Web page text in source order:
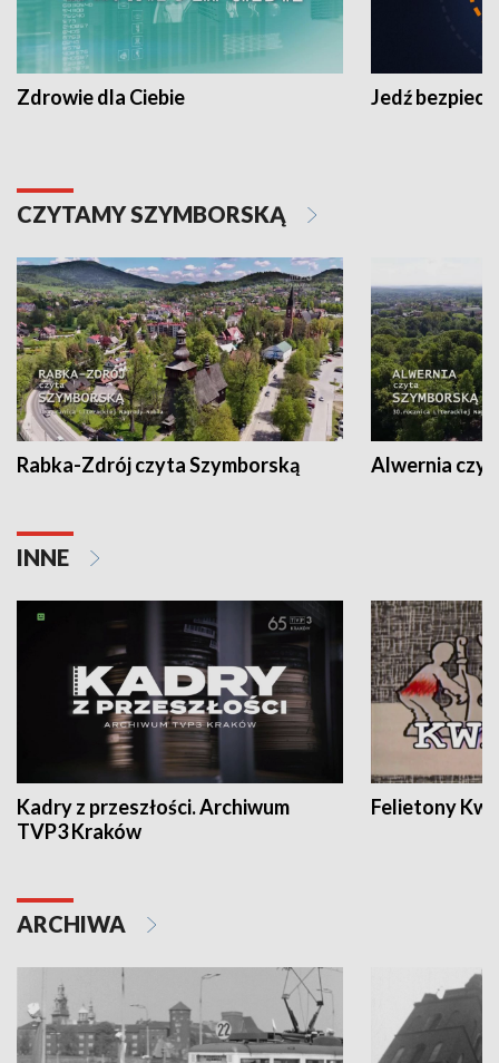
Zdrowie dla Ciebie Jedź
CZYTAMY SZYMBORSKĄ
Rabka-Zdrój czyta Szymborską Alwernia
INNE
Kadry z przeszłości. Archiwum
TVP3 Kraków
Felietony
ARCHIWA